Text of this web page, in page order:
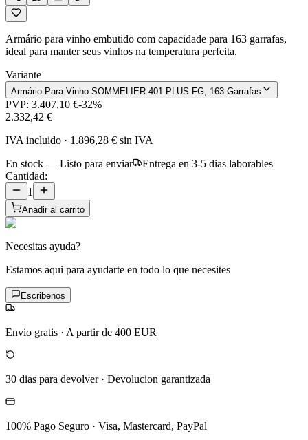
Armário para vinho embutido com capacidade para 163 garrafas,
ideal para manter seus vinhos na temperatura perfeita.
Variante
Armário Para Vinho SOMMELIER 401 PLUS FG, 163 Garrafas
PVP: 3.407,10 €-32%
2.332,42 €
IVA incluido · 1.896,28 € sin IVA
En stock — Listo para enviar
Entrega en 3-5 dias laborables
Cantidad:
1
Anadir al carrito
Necesitas ayuda?
Estamos aqui para ayudarte en todo lo que necesites
Escribenos
Envio gratis · A partir de 400 EUR
30 dias para devolver· Devolucion garantizada
100% Pago Seguro · Visa, Mastercard, PayPal